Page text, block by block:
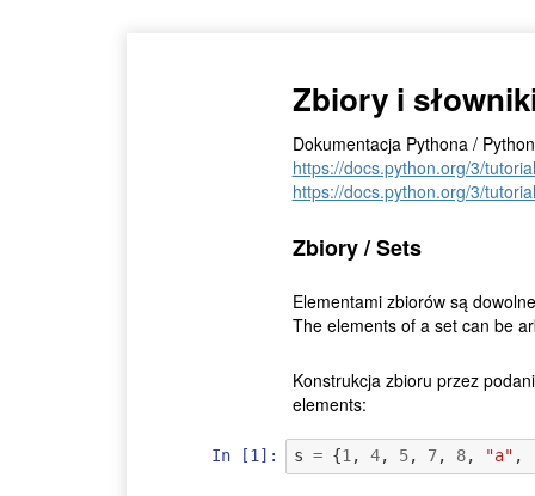
Zbiory i
Dokumentacja Pythona /
https://docs.python.org/3/
https://docs.python.org/3/
Zbiory / Sets
Elementami zbiorów są
The elements of a set can be
Konstrukcja zbioru przez
elements:
In [1]: s = {1, 4, 5, 7, 8, "a" ,